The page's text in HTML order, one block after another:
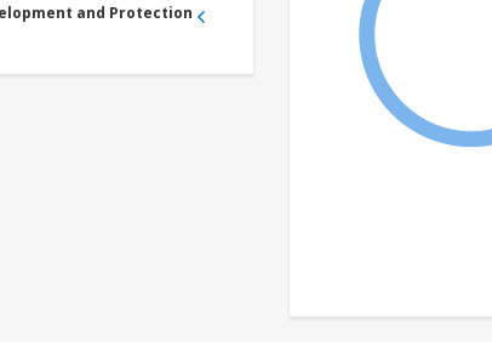
and Protection